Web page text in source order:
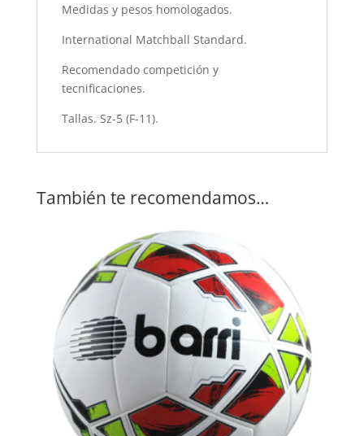
Medidas y pesos homologados.
International Matchball Standard.
Recomendado competición y
tecnificaciones.
Tallas. Sz-5 (F-11).
También te recomendamos…